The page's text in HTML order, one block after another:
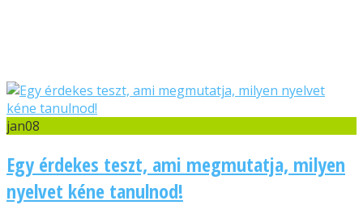
jan08
Egy érdekes teszt, ami megmutatja, milyen
nyelvet kéne tanulnod!